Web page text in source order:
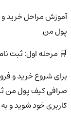
پول من
🛒 مرحله اول: ثبت
صرافی کیف پول من
کاربری خود شوید و